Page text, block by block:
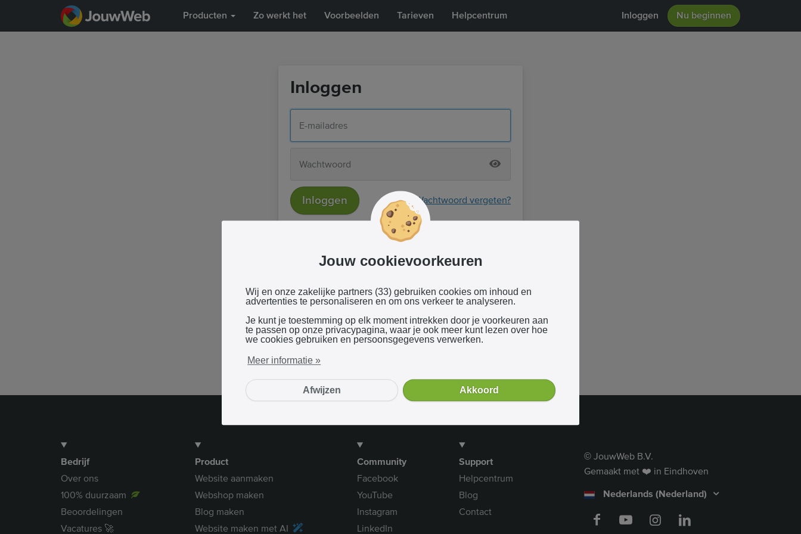
Producten Zo werkt het Voorbeelden Tarieven Helpcentrum Inloggen Nu beginnen
Inloggen
Inloggen Wachtwoord vergeten?
of
Bij gebruik van onze dienst ga je akkoord met onze
algemene voorwaarden
Bedrijf
Over ons
100% duurzaam
Beoordelingen
Vacatures 🚀
Product
Website aanmaken
Webshop maken
Blog maken
Website maken met AI
Community
Facebook
YouTube
Instagram
LinkedIn
Support
Helpcentrum
Blog
Contact
© JouwWeb B.V.
Gemaakt met ❤️ in Eindhoven
Nederlands (Nederland)
Jouw cookievoorkeuren
Wij en onze zakelijke partners (33) gebruiken cookies om inhoud en
advertenties te personaliseren en om ons verkeer te analyseren.
Je kunt je toestemming op elk moment intrekken door je voorkeuren aan
te passen op onze privacypagina, waar je ook meer kunt lezen over hoe
we cookies gebruiken en persoonsgegevens verwerken.
Meer informatie »
Afwijzen Akkoord